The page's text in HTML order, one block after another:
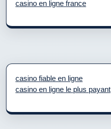
casino en ligne france
casino fiable en ligne
casino en ligne le plus payant